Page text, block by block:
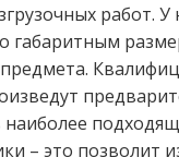
работ. У
габаритным
наиболее
– это позволит